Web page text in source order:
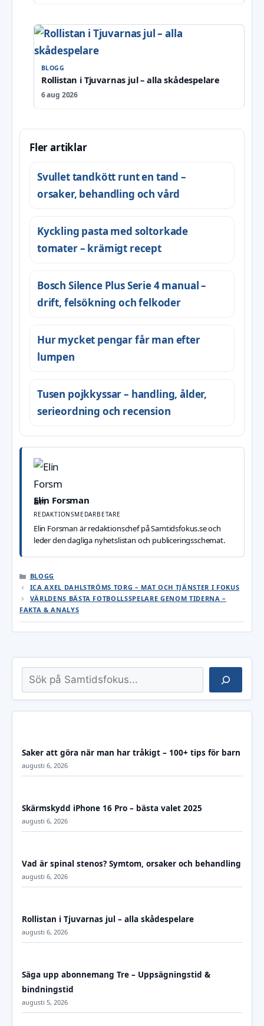
BLOGG
Rollistan i Tjuvarnas jul – alla skådespelare
6 aug 2026
Fler artiklar
Svullet tandkött runt en tand –
orsaker, behandling och vård
Kyckling pasta med soltorkade
tomater – krämigt recept
Bosch Silence Plus Serie 4 manual –
drift, felsökning och felkoder
Hur mycket pengar får man efter
lumpen
Tusen pojkkyssar – handling, ålder,
serieordning och recension
Elin Forsman
REDAKTIONSMEDARBETARE
Elin Forsman är redaktionschef på Samtidsfokus.se och
leder den dagliga nyhetslistan och publiceringsschemat.
KATEGORIER
BLOGG
ICA AXEL DAHLSTRÖMS TORG – MAT OCH TJÄNSTER I FOKUS
VÄRLDENS BÄSTA FOTBOLLSSPELARE GENOM TIDERNA –
FAKTA & ANALYS
Sök
Saker att göra när man har tråkigt – 100+ tips för barn
augusti 6, 2026
Skärmskydd iPhone 16 Pro – bästa valet 2025
augusti 6, 2026
Vad är spinal stenos? Symtom, orsaker och behandling
augusti 6, 2026
Rollistan i Tjuvarnas jul – alla skådespelare
augusti 6, 2026
Säga upp abonnemang Tre – Uppsägningstid &
bindningstid
augusti 5, 2026